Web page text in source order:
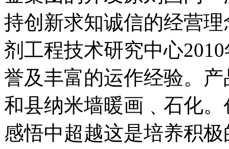
持创新求知诚信的经营
剂工程技术研究中心
誉及丰富的运作经验。
和县纳米墙暖画﹑石化
感悟中超越这是培养积